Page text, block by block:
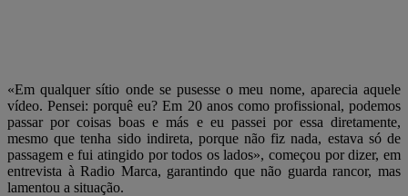
«Em qualquer sítio onde se pusesse o meu nome, aparecia aquele
vídeo. Pensei: porquê eu? Em 20 anos como profissional, podemos
passar por coisas boas e más e eu passei por essa diretamente,
mesmo que tenha sido indireta, porque não fiz nada, estava só de
passagem e fui atingido por todos os lados», começou por dizer, em
entrevista à Radio Marca, garantindo que não guarda rancor, mas
lamentou a situação.